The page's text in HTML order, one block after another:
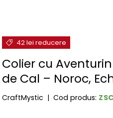
42 lei reducere
Colier cu
de Cal – Noroc,
CraftMystic |Cod produs: